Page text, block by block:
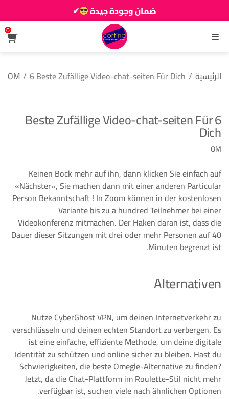
ضمان وجودة جيدة
✔
زين دارك يزيانو حوالك
القائمة
0
الرئيسية /
OM / 6 Beste Zufällige Video-chat-seiten Für Dich
6 Beste Zufällige Video-chat-seiten Für
Dich
OM
Keinen Bock mehr auf ihn, dann klicken Sie einfach auf
«Nächster», Sie machen dann mit einer anderen Particular
Person Bekanntschaft ! In Zoom können in der kostenlosen
Variante bis zu a hundred Teilnehmer bei einer
Videokonferenz mitmachen. Der Haken daran ist, dass die
Dauer dieser Sitzungen mit drei oder mehr Personen auf 40
Minuten begrenzt ist.
Alternativen
Nutze CyberGhost VPN, um deinen Internetverkehr zu
verschlüsseln und deinen echten Standort zu verbergen. Es
ist eine einfache, effiziente Methode, um deine digitale
Identität zu schützen und online sicher zu bleiben. Hast du
Schwierigkeiten, die beste Omegle-Alternative zu finden?
Jetzt, da die Chat-Plattform im Roulette-Stil nicht mehr
verfügbar ist, suchen viele nach ähnlichen Optionen.